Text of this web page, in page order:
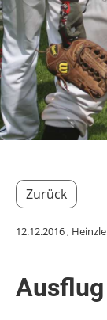
Zurück
12.12.2016,